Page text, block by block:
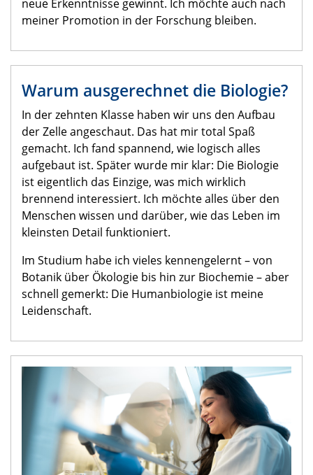
neue Erkenntnisse gewinnt. Ich möchte auch nach
meiner Promotion in der Forschung bleiben.
Warum ausgerechnet die Biologie?
In der zehnten Klasse haben wir uns den Aufbau
der Zelle angeschaut. Das hat mir total Spaß
gemacht. Ich fand spannend, wie logisch alles
aufgebaut ist. Später wurde mir klar: Die Biologie
ist eigentlich das Einzige, was mich wirklich
brennend interessiert. Ich möchte alles über den
Menschen wissen und darüber, wie das Leben im
kleinsten Detail funktioniert.
Im Studium habe ich vieles kennengelernt – von
Botanik über Ökologie bis hin zur Biochemie – aber
schnell gemerkt: Die Humanbiologie ist meine
Leidenschaft.